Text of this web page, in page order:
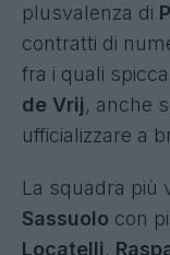
plusvalenza di
contratti di
fra i quali
de Vrij, anche
ufficializzare a
La squadra più
Sassuolo con
Locatelli,